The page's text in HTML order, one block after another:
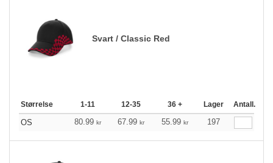
Svart / Classic Red
Størrelse 1-11 12-35 36 + Lager Antall.
OS 80.99 kr 67.99 kr 55.99 kr 197